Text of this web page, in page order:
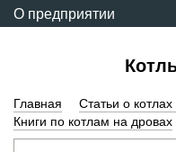
О предприятии
Главная
Статьи о
Книги по котлам на дровах